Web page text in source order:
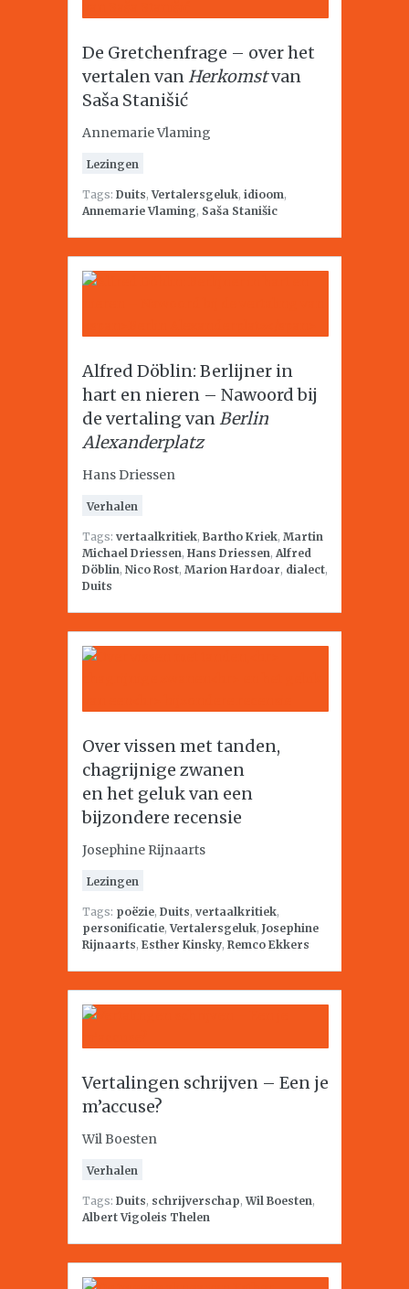
De Gretchenfrage – over het
vertalen vanHerkomstvan
Saša Stanišić
Annemarie Vlaming
Lezingen
Tags: Duits,Vertalersgeluk, idioom,
Annemarie Vlaming, Saša Stanišic
Alfred Döblin: Berlijner in
hart en nieren – Nawoord bij
de vertaling vanBerlin
Alexanderplatz
Hans Driessen
Verhalen
Tags: vertaalkritiek, Bartho Kriek, Martin
Michael Driessen, Hans Driessen, Alfred
Döblin, Nico Rost, Marion Hardoar, dialect,
Duits
Over vissen met tanden,
chagrijnige zwanen
en het geluk van een
bijzondere recensie
Josephine Rijnaarts
Lezingen
Tags: poëzie, Duits, vertaalkritiek,
personificatie,Vertalersgeluk, Josephine
Rijnaarts, Esther Kinsky, Remco Ekkers
Vertalingen schrijven – Een je
m’accuse?
Wil Boesten
Verhalen
Tags: Duits, schrijverschap,Wil Boesten,
Albert Vigoleis Thelen